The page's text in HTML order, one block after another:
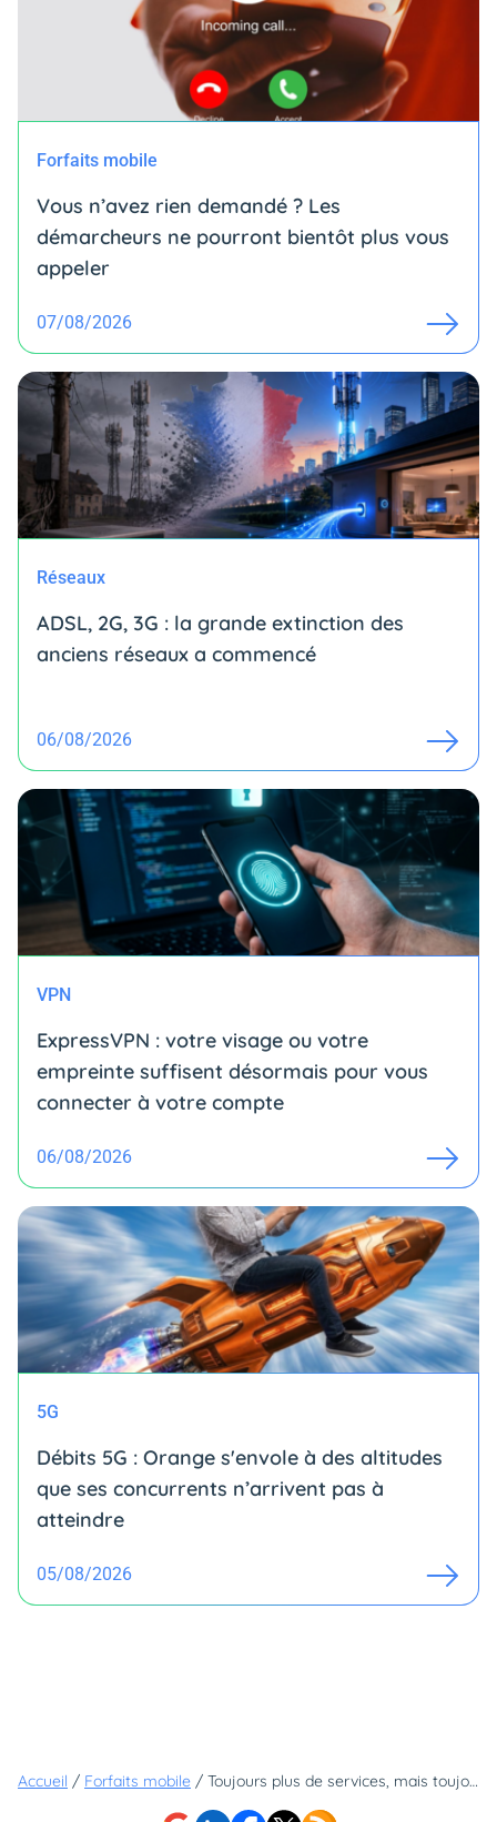
Forfaits mobile
Vous n’avez rien demandé ? Les
démarcheurs ne pourront bientôt plus vous
appeler
07/08/2026
Réseaux
ADSL, 2G, 3G : la grande extinction des
anciens réseaux a commencé
06/08/2026
VPN
ExpressVPN : votre visage ou votre
empreinte suffisent désormais pour vous
connecter à votre compte
06/08/2026
5G
Débits 5G : Orange s'envole à des altitudes
que ses concurrents n’arrivent pas à
atteindre
05/08/2026
Accueil / Forfaits mobile / Toujours plus de services, mais toujours au même prix : le forfait Free 5G évolue !